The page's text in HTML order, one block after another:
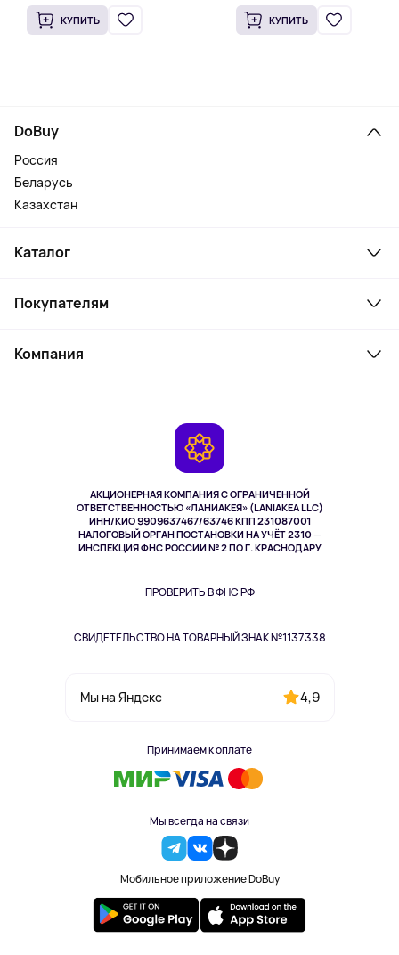
КУПИТЬ КУПИТЬ
АКЦИОНЕРНАЯ КОМПАНИЯ С ОГРАНИЧЕННОЙ
ОТВЕТСТВЕННОСТЬЮ «ЛАНИАКЕЯ» (LANIAKEA LLC)
ИНН/КИО 9909637467/63746 КПП 231087001
НАЛОГОВЫЙ ОРГАН ПОСТАНОВКИ НА УЧЁТ 2310 —
ИНСПЕКЦИЯ ФНС РОССИИ № 2 ПО Г. КРАСНОДАРУ
ПРОВЕРИТЬ В ФНС РФ
СВИДЕТЕЛЬСТВО НА ТОВАРНЫЙ ЗНАК №1137338
Мы на Яндекс 4,9
Принимаем к оплате
Мы всегда на связи
Мобильное приложение DoBuy
DoBuy
Россия
Беларусь
Казахстан
Каталог
Ноутбуки, мониторы, VR
Косметика и уход
Здоровье питомцев
Одежда и аксессуары
Покупателям
Как заказать
Компания